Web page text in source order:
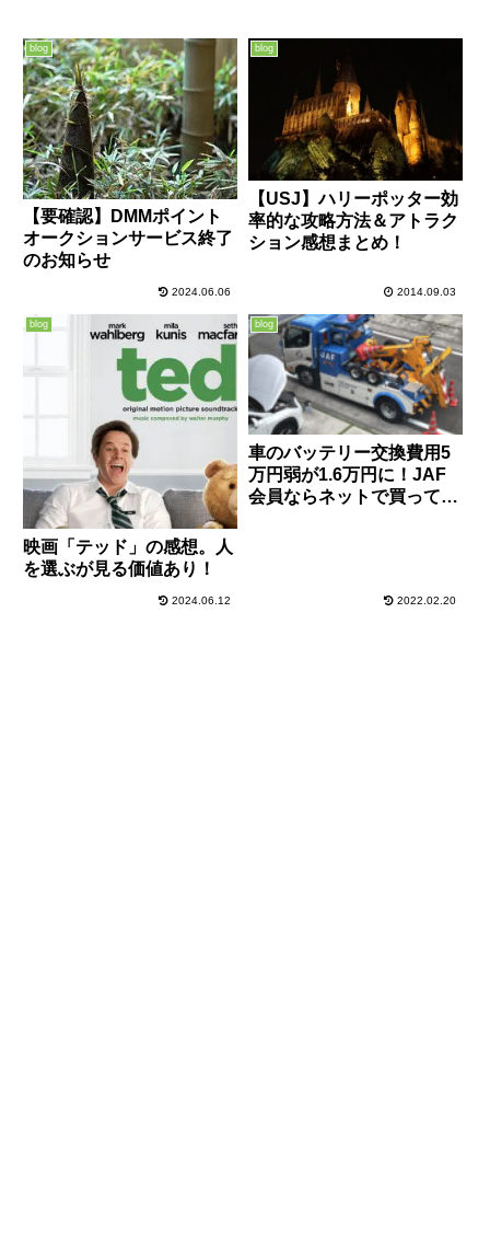
blog
【要確認】DMMポイント
オークションサービス終了
のお知らせ
2024.06.06
blog
【USJ】ハリーポッター効
率的な攻略方法＆アトラク
ション感想まとめ！
2014.09.03
blog
映画「テッド」の感想。人
を選ぶが見る価値あり！
2024.06.12
blog
車のバッテリー交換費用5
万円弱が1.6万円に！JAF
会員ならネットで買って無
2022.02.20